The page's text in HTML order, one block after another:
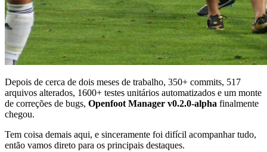
Depois de cerca de dois meses de trabalho, 350+ commits, 517
arquivos alterados, 1600+ testes unitários automatizados e um monte
de correções de bugs, Openfoot Manager v0.2.0-alpha finalmente
chegou.
Tem coisa demais aqui, e sinceramente foi difícil acompanhar tudo,
então vamos direto para os principais destaques.